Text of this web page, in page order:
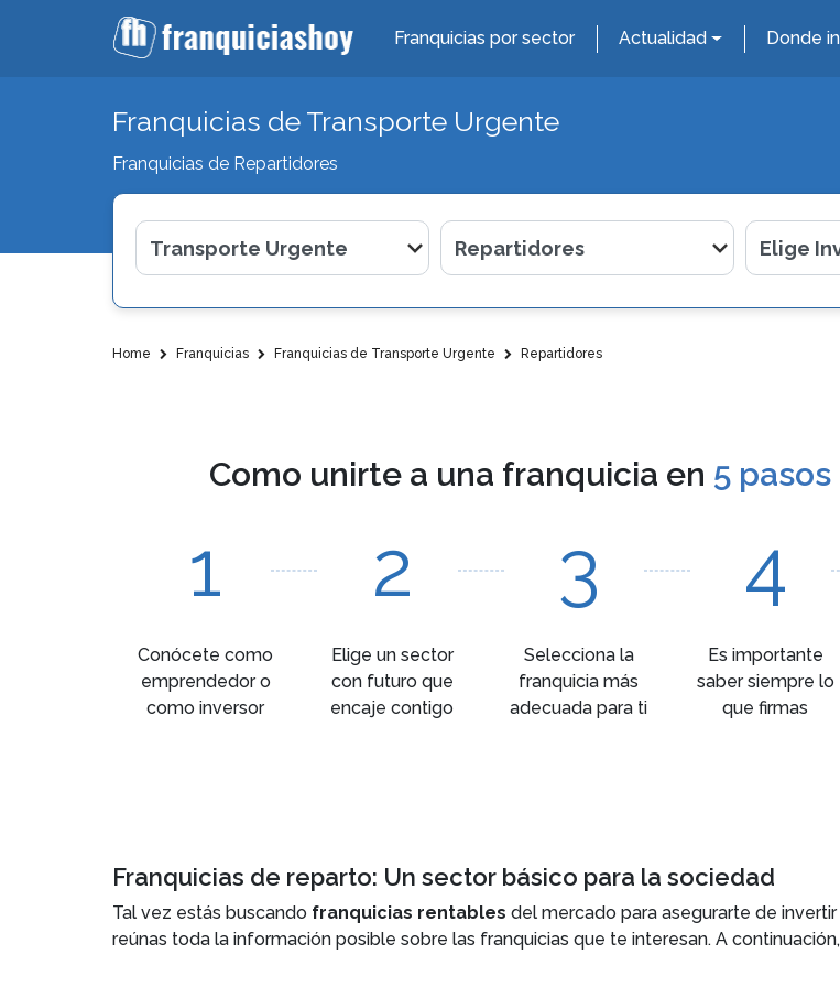
Franquicias por sector Actualidad Donde
Franquicias de Transporte Urgente
Franquicias de Repartidores
Home Franquicias Franquicias de Transporte Urgente Repartidores
Como unirte a una franquicia en 5
1
Conócete como
emprendedor o
como inversor
2
Elige un sector
con futuro que
encaje contigo
3
Selecciona la
franquicia más
adecuada para ti
4
Es importante
saber siempre lo
que firmas
Franquicias de reparto: Un sector básico para la sociedad
Tal vez estás buscando franquicias rentables del mercado para asegurarte de
reúnas toda la información posible sobre las franquicias que te interesan. A